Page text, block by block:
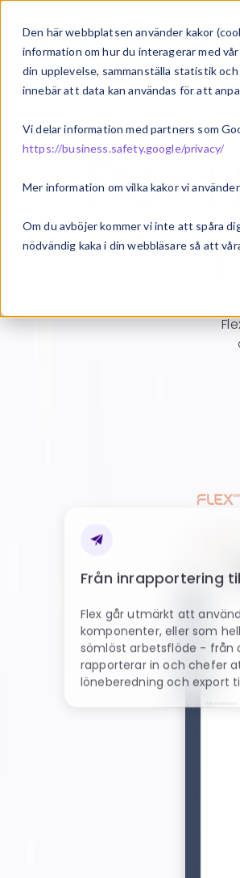
Den här webbplatsen använder kakor
information om hur du interagerar med
din upplevelse, sammanställa statistik
innebär att data kan användas för att
Vi delar information med partners som
https://business.safety.google/privacy/
Mer information om vilka kakor vi
Om du avböjer kommer vi inte att spåra
nödvändig kaka i din webbläsare så att
Flex
Från inrapportering
Flex går utmärkt att
komponenter, eller som
sömlöst arbetsflöde - från
rapporterar in och chefer
löneberedning och export